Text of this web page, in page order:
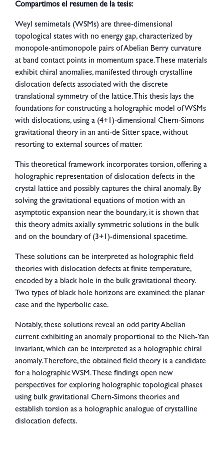
Compartimos el resumen de la tesis:
Weyl semimetals (WSMs) are three-dimensional
topological states with no energy gap, characterized by
monopole-antimonopole pairs of Abelian Berry curvature
at band contact points in momentum space. These materials
exhibit chiral anomalies, manifested through crystalline
dislocation defects associated with the discrete
translational symmetry of the lattice. This thesis lays the
foundations for constructing a holographic model of WSMs
with dislocations, using a (4+1)-dimensional Chern-Simons
gravitational theory in an anti-de Sitter space, without
resorting to external sources of matter.
This theoretical framework incorporates torsion, offering a
holographic representation of dislocation defects in the
crystal lattice and possibly captures the chiral anomaly. By
solving the gravitational equations of motion with an
asymptotic expansion near the boundary, it is shown that
this theory admits axially symmetric solutions in the bulk
and on the boundary of (3+1)-dimensional spacetime.
These solutions can be interpreted as holographic field
theories with dislocation defects at finite temperature,
encoded by a black hole in the bulk gravitational theory.
Two types of black hole horizons are examined: the planar
case and the hyperbolic case.
Notably, these solutions reveal an odd parity Abelian
current exhibiting an anomaly proportional to the Nieh-Yan
invariant, which can be interpreted as a holographic chiral
anomaly. Therefore, the obtained field theory is a candidate
for a holographic WSM. These findings open new
perspectives for exploring holographic topological phases
using bulk gravitational Chern-Simons theories and
establish torsion as a holographic analogue of crystalline
dislocation defects.